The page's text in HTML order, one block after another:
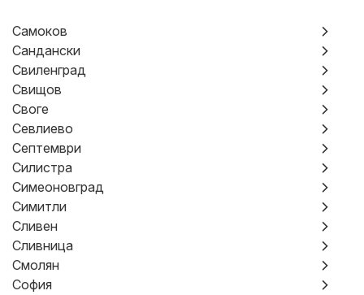
Самоков
Сандански
Свиленград
Свищов
Своге
Севлиево
Септември
Силистра
Симеоновград
Симитли
Сливен
Сливница
Смолян
София